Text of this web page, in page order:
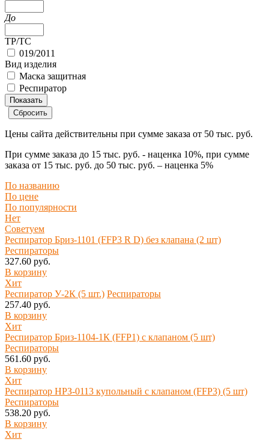
До
ТР/ТС
019/2011
Вид изделия
Маска защитная
Респиратор
Цены сайта действительны при сумме заказа от 50 тыс. руб.
При сумме заказа до 15 тыс. руб. - наценка 10%, при сумме
заказа от 15 тыс. руб. до 50 тыс. руб. – наценка 5%
По названию
По цене
По популярности
Нет
Советуем
Респиратор Бриз-1101 (FFP3 R D) без клапана (2 шт)
Респираторы
327.60 руб.
В корзину
Хит
Респиратор У-2К (5 шт.) Респираторы
257.40 руб.
В корзину
Хит
Респиратор Бриз-1104-1К (FFP1) с клапаном (5 шт)
Респираторы
561.60 руб.
В корзину
Хит
Респиратор НРЗ-0113 купольный с клапаном (FFP3) (5 шт)
Респираторы
538.20 руб.
В корзину
Хит